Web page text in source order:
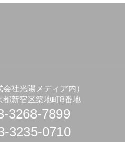
社光陽メディア内）
都新宿区築地町8番地
3268-7899
3235-0710